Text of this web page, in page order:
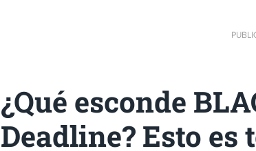
¿Qué esconde
Deadline? Esto es